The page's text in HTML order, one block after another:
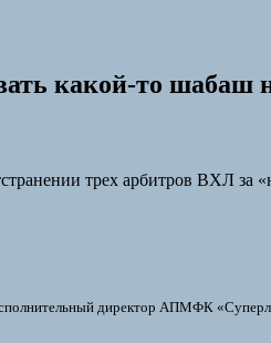
какой-то шабаш
трех арбитров ВХЛ за
директор АПМФК